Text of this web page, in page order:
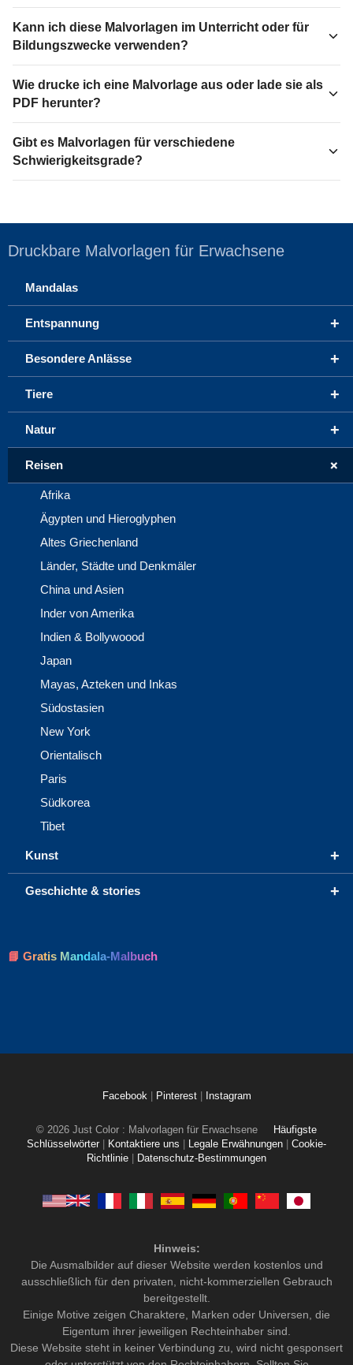
Kann ich diese Malvorlagen im Unterricht oder für
Bildungszwecke verwenden?
Wie drucke ich eine Malvorlage aus oder lade sie als
PDF herunter?
Gibt es Malvorlagen für verschiedene
Schwierigkeitsgrade?
Druckbare Malvorlagen für Erwachsene
Mandalas
+
Entspannung
+
Besondere Anlässe
+
Tiere
+
Natur
+
Reisen
Afrika
Ägypten und Hieroglyphen
Altes Griechenland
Länder, Städte und Denkmäler
China und Asien
Inder von Amerika
Indien & Bollywoood
Japan
Mayas, Azteken und Inkas
Südostasien
New York
Orientalisch
Paris
Südkorea
Tibet
+
Kunst
+
Geschichte & stories
📘 Gratis Mandala-Malbuch
Facebook Pinterest Instagram
© 2026 Just Color : Malvorlagen für Erwachsene
Häufigste
Schlüsselwörter
Kontaktiere uns Legale Erwähnungen
Cookie-
Richtlinie
Datenschutz-Bestimmungen
Hinweis:
Die Ausmalbilder auf dieser Website werden kostenlos und
ausschließlich für den privaten, nicht-kommerziellen Gebrauch
bereitgestellt.
Einige Motive zeigen Charaktere, Marken oder Universen, die
Eigentum ihrer jeweiligen Rechteinhaber sind.
Diese Website steht in keiner Verbindung zu, wird nicht gesponsert